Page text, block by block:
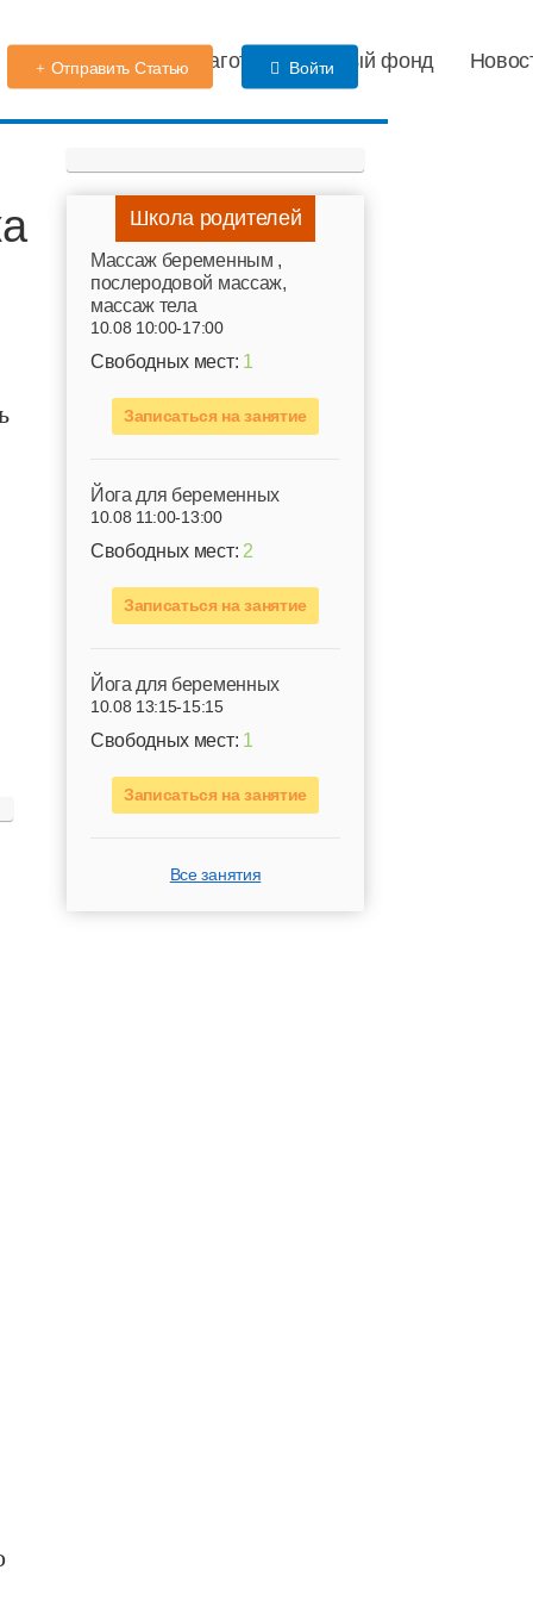
Детский сад Благотворительный фонд
Отправить Статью Войти
Школа родителей
Mассаж беременным ,
послеродовой массаж,
массаж тела
10.08 10:00-17:00
Свободных мест: 1
Записаться на занятие
Йога для беременных
10.08 11:00-13:00
Свободных мест: 2
Записаться на занятие
Йога для беременных
10.08 13:15-15:15
Свободных мест: 1
Записаться на занятие
Все занятия